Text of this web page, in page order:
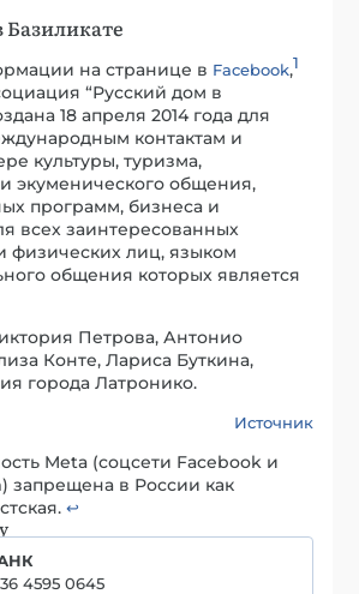
Базиликате
на странице в Facebook,1
“Русский дом в
18 апреля 2014 года для
контактам и
культуры, туризма,
экуменического общения,
программ, бизнеса и
всех заинтересованных
физических лиц, языком
общения которых является
Петрова, Антонио
Конте, Лариса Буткина,
города Латронико.
Источник
Meta (соцсети Facebook и
запрещена в России как
↩︎
4595 0645